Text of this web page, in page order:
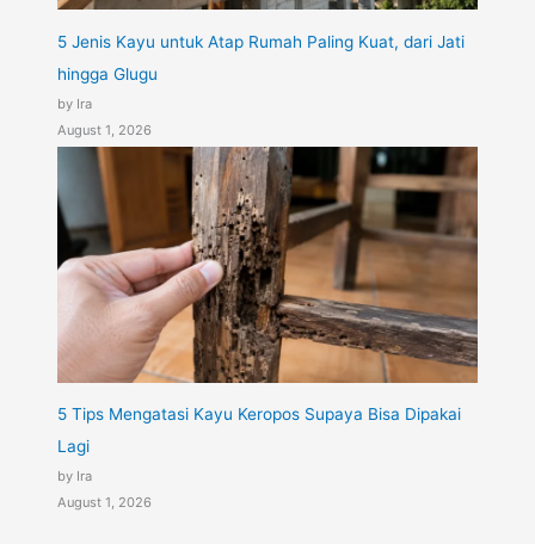
5 Jenis Kayu untuk Atap Rumah Paling Kuat, dari Jati
hingga Glugu
by Ira
August 1, 2026
5 Tips Mengatasi Kayu Keropos Supaya Bisa Dipakai
Lagi
by Ira
August 1, 2026